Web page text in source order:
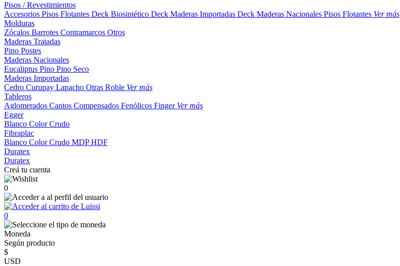
Pisos / Revestimientos
Accesorios Pisos Flotantes Deck Biosintético Deck Maderas Importadas Deck Maderas Nacionales Pisos Flotantes Ver más
Molduras
Zócalos Barrotes Contramarcos Otros
Maderas Tratadas
Pino Postes
Maderas Nacionales
Eucaliptus Pino Pino Seco
Maderas Importadas
Cedro Curupay Lapacho Otras Roble Ver más
Tableros
Aglomerados Cantos Compensados Fenólicos Finger Ver más
Egger
Blanco ColorCrudo
Fibraplac
Blanco ColorCrudo MDPHDF
Duratex
Duratex
Creá tu cuenta
0
0
Moneda
Según producto
$
USD